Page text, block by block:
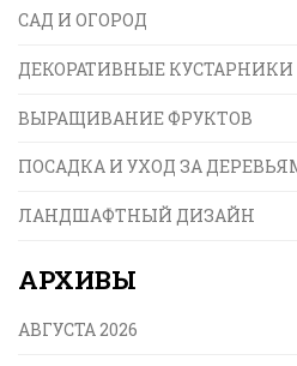
САД И ОГОРОД
ДЕКОРАТИВНЫЕ КУСТАРНИКИ
ВЫРАЩИВАНИЕ ФРУКТОВ
ПОСАДКА И УХОД ЗА
ЛАНДШАФТНЫЙ ДИЗАЙН
АРХИВЫ
АВГУСТА 2026